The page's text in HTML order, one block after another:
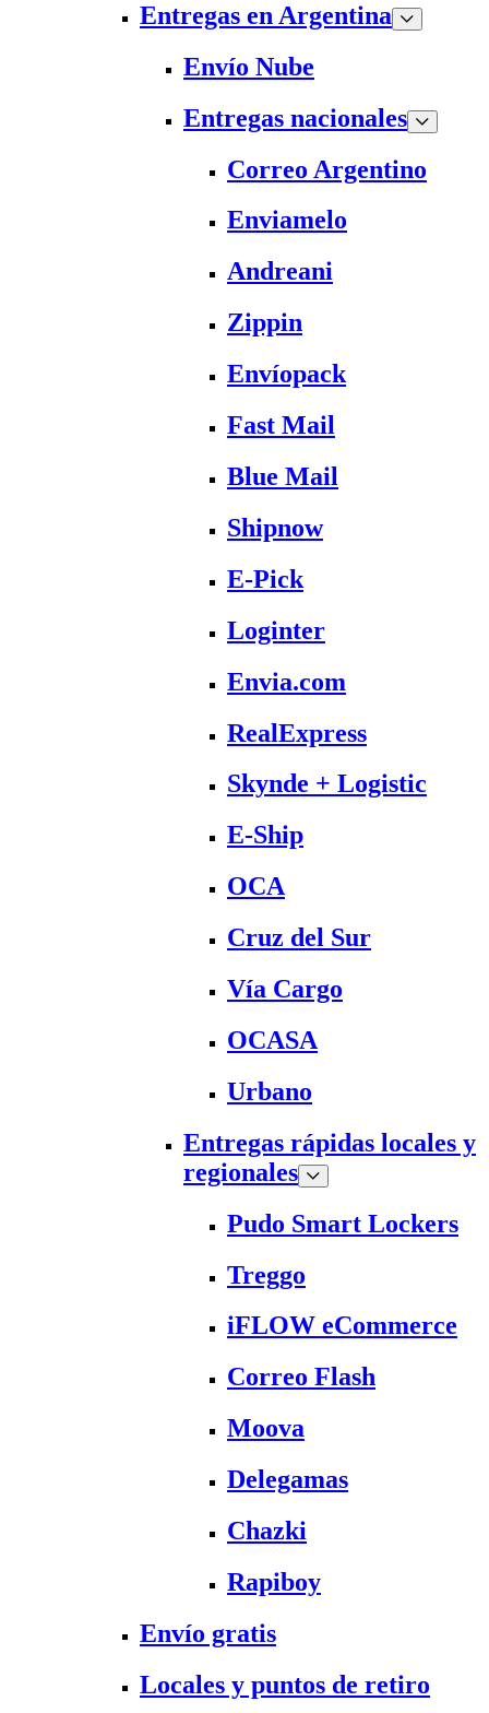
Entregas en Argentina
Envío Nube
Entregas nacionales
Correo Argentino
Enviamelo
Andreani
Zippin
Envíopack
Fast Mail
Blue Mail
Shipnow
E-Pick
Loginter
Envia.com
RealExpress
Skynde + Logistic
E-Ship
OCA
Cruz del Sur
Vía Cargo
OCASA
Urbano
Entregas rápidas locales y
regionales
Pudo Smart Lockers
Treggo
iFLOW eCommerce
Correo Flash
Moova
Delegamas
Chazki
Rapiboy
Envío gratis
Locales y puntos de retiro